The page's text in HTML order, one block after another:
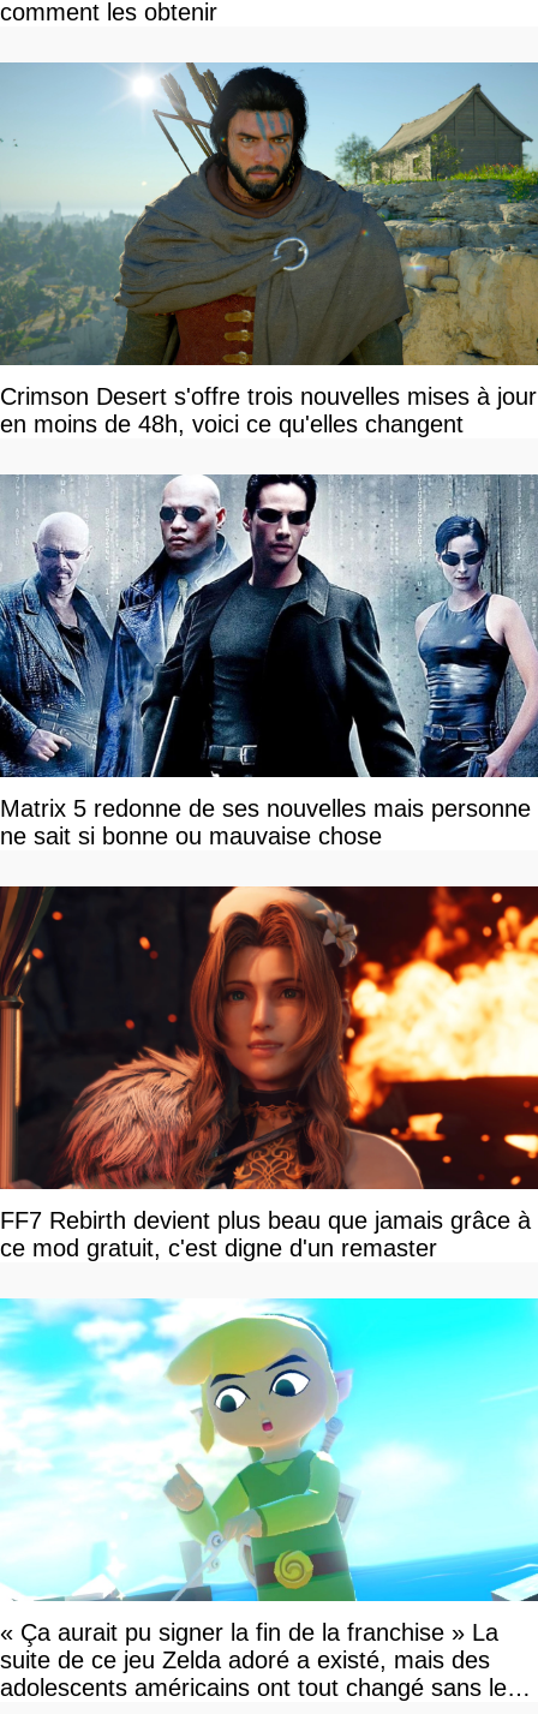
comment les obtenir
Crimson Desert s'offre trois nouvelles mises à jour
en moins de 48h, voici ce qu'elles changent
Matrix 5 redonne de ses nouvelles mais personne
ne sait si bonne ou mauvaise chose
FF7 Rebirth devient plus beau que jamais grâce à
ce mod gratuit, c'est digne d'un remaster
« Ça aurait pu signer la fin de la franchise » La
suite de ce jeu Zelda adoré a existé, mais des
adolescents américains ont tout changé sans le